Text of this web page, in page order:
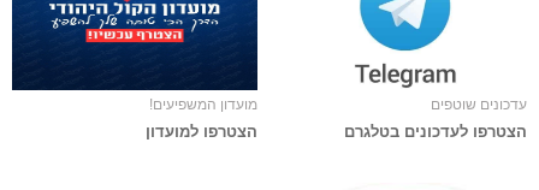
עדכונים שוטפים
הצטרפו לעדכונים בטלגרם
מועדון המשפיעים!
הצטרפו למועדון